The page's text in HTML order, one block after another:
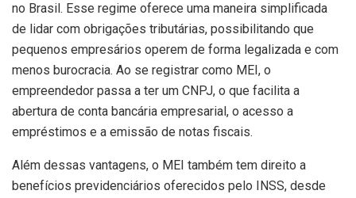
no Brasil. Esse regime oferece uma maneira simplificada
de lidar com obrigações tributárias, possibilitando que
pequenos empresários operem de forma legalizada e com
menos burocracia. Ao se registrar como MEI, o
empreendedor passa a ter um CNPJ, o que facilita a
abertura de conta bancária empresarial, o acesso a
empréstimos e a emissão de notas fiscais.
Além dessas vantagens, o MEI também tem direito a
benefícios previdenciários oferecidos pelo INSS, desde